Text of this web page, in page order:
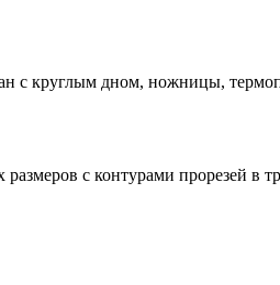
с круглым дном, ножницы,
с контурами прорезей в